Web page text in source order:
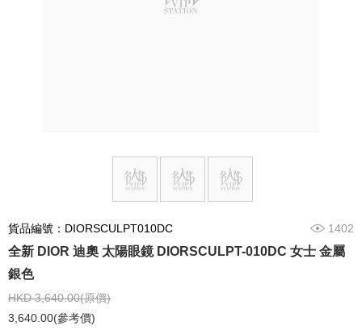
貨品編號：DIORSCULPT010DC 1402
全新 DIOR 迪奧 太陽眼鏡 DIORSCULPT-010DC 女士 金屬
銀色
HKD 3,640.00(原價)
3,640.00(參考價)